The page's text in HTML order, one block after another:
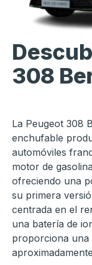
308
La Peugeot 308
enchufable
automóviles
motor de
ofreciendo una
su primera
centrada en el
una batería de
proporciona una